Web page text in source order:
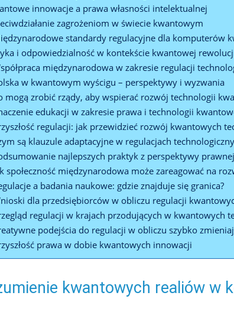
innowacje a prawa własności intelektualnej
zagrożeniom w świecie kwantowym
standardy regulacyjne dla komputerów
i odpowiedzialność w kontekście kwantowej
międzynarodowa w zakresie regulacji
w kwantowym wyścigu – perspektywy i wyzwania
mogą zrobić rządy, aby wspierać rozwój technologii
edukacji w zakresie prawa i technologii
regulacji: jak przewidzieć rozwój kwantowych
są klauzule adaptacyjne w regulacjach
najlepszych praktyk z perspektywy prawnej
społeczność międzynarodowa może zareagować na
a badania naukowe: gdzie znajduje się granica?
dla przedsiębiorców w obliczu regulacji
regulacji w krajach przodujących w kwantowych
podejścia do regulacji w obliczu szybko
prawa w dobie kwantowych innowacji
kwantowych realiów w